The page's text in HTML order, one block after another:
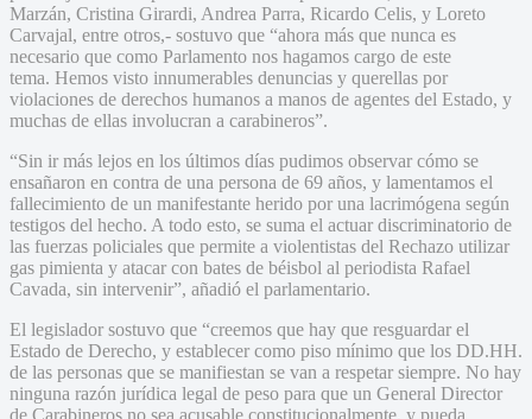
Marzán, Cristina Girardi, Andrea Parra, Ricardo Celis, y Loreto
Carvajal, entre otros,- sostuvo que “ahora más que nunca es
necesario que como Parlamento nos hagamos cargo de este
tema. Hemos visto innumerables denuncias y querellas por
violaciones de derechos humanos a manos de agentes del Estado, y
muchas de ellas involucran a carabineros”.
“Sin ir más lejos en los últimos días pudimos observar cómo se
ensañaron en contra de una persona de 69 años, y lamentamos el
fallecimiento de un manifestante herido por una lacrimógena según
testigos del hecho. A todo esto, se suma el actuar discriminatorio de
las fuerzas policiales que permite a violentistas del Rechazo utilizar
gas pimienta y atacar con bates de béisbol al periodista Rafael
Cavada, sin intervenir”, añadió el parlamentario.
El legislador sostuvo que “creemos que hay que resguardar el
Estado de Derecho, y establecer como piso mínimo que los DD.HH.
de las personas que se manifiestan se van a respetar siempre. No hay
ninguna razón jurídica legal de peso para que un General Director
de Carabineros no sea acusable constitucionalmente, y pueda